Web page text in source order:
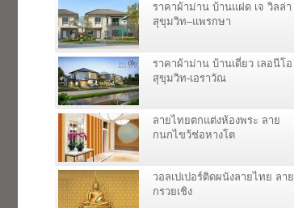
ราคาผ้าม่าน บ้านแฝด เจ วิลล่า
สุขุมวิท–แพรกษา
ราคาผ้าม่าน บ้านเดี่ยว เลอนีโอ
สุขุมวิท-เอราวัณ
ลายไทยตกแต่งห้องพระ ลาย
กนกไขว้ช่อหางโต
วอลเปเปอร์ติดผนังลายไทย ลาย
กรวยเชิง